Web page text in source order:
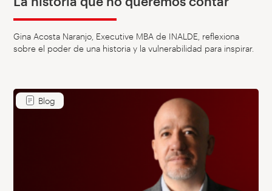
Gina Acosta Naranjo, Executive MBA de INALDE, reflexiona
sobre el poder de una historia y la vulnerabilidad para inspirar.
Blog